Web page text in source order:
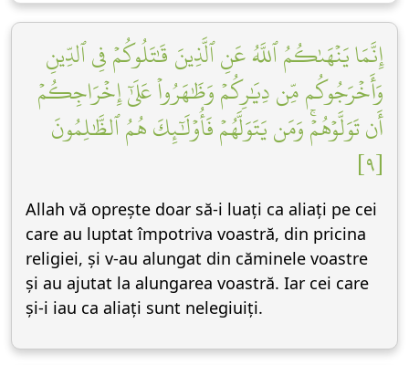
إِنَّمَا يَنۡهَىٰكُمُ ٱللَّهُ عَنِ ٱلَّذِينَ قَٰتَلُوكُمۡ فِي ٱلدِّينِ
وَأَخۡرَجُوكُم مِّن دِيَٰرِكُمۡ وَظَٰهَرُواْ عَلَىٰٓ إِخۡرَاجِكُمۡ
أَن تَوَلَّوۡهُمۡۚ وَمَن يَتَوَلَّهُمۡ فَأُوْلَٰٓئِكَ هُمُ ٱلظَّٰلِمُونَ
[٩]
Allah vă oprește doar să-i luați ca aliați pe cei
care au luptat împotriva voastră, din pricina
religiei, și v-au alungat din căminele voastre
și au ajutat la alungarea voastră. Iar cei care
și-i iau ca aliați sunt nelegiuiți.